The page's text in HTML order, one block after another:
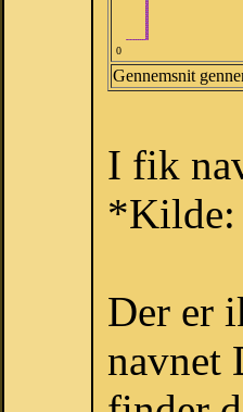
0
Gennemsnit
I fik
*Kilde:
Der er
navnet